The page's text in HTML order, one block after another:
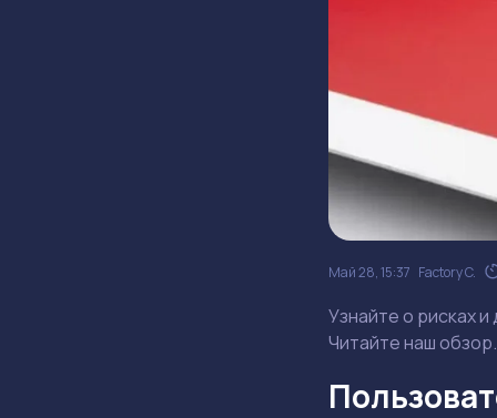
Май 28, 15:37 Factory C.
Узнайте о рисках
Читайте наш обзор.